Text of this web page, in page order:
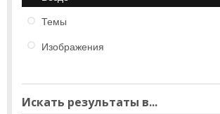
Темы
Изображения
Искать результаты в...